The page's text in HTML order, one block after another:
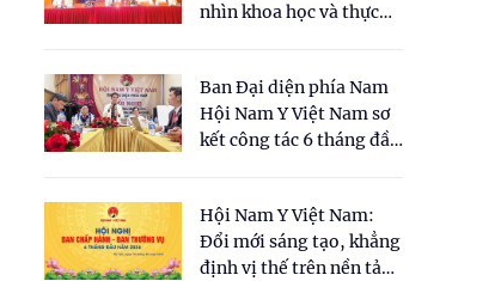
nhìn khoa học và thực
cho Luật Y dược cổ
truyền Việt Nam"
Ban Đại diện phía Nam
Hội Nam Y Việt Nam sơ
kết công tác 6 tháng đầu
Hội Nam Y Việt Nam:
Đổi mới sáng tạo, khẳng
định vị thế trên nền tảng